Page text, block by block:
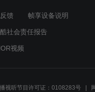
馈 帧享设备说明
社会责任报告
视频
视听节目许可证：0108283号